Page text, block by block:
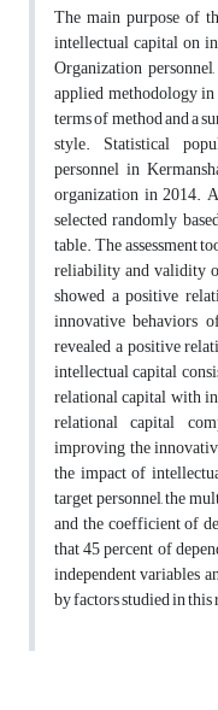
The main purpose of
intellectual capital on
Organization
applied methodology
terms of method and a
style. Statistical
personnel in
organization in 2014.
selected randomly
table. The assessment
reliability and validity
showed a positive
innovative behaviors
revealed a positive
intellectual capital
relational capital with
relational capital
improving the
the impact of
target personnel, the
and the coefficient of
that 45 percent of
independent variables
by factors studied in this